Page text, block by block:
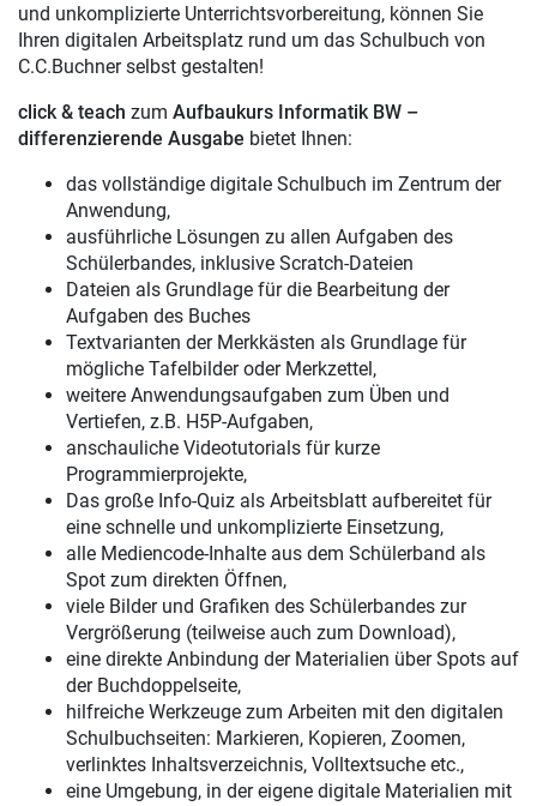
und unkomplizierte Unterrichtsvorbereitung, können Sie
Ihren digitalen Arbeitsplatz rund um das Schulbuch von
C.C.Buchner selbst gestalten!
click & teach zum Aufbaukurs Informatik BW –
differenzierende Ausgabe bietet Ihnen:
das vollständige digitale Schulbuch im Zentrum der
Anwendung,
ausführliche Lösungen zu allen Aufgaben des
Schülerbandes, inklusive Scratch-Dateien
Dateien als Grundlage für die Bearbeitung der
Aufgaben des Buches
Textvarianten der Merkkästen als Grundlage für
mögliche Tafelbilder oder Merkzettel,
weitere Anwendungsaufgaben zum Üben und
Vertiefen, z.B. H5P-Aufgaben,
anschauliche Videotutorials für kurze
Programmierprojekte,
Das große Info-Quiz als Arbeitsblatt aufbereitet für
eine schnelle und unkomplizierte Einsetzung,
alle Mediencode-Inhalte aus dem Schülerband als
Spot zum direkten Öffnen,
viele Bilder und Grafiken des Schülerbandes zur
Vergrößerung (teilweise auch zum Download),
eine direkte Anbindung der Materialien über Spots auf
der Buchdoppelseite,
hilfreiche Werkzeuge zum Arbeiten mit den digitalen
Schulbuchseiten: Markieren, Kopieren, Zoomen,
verlinktes Inhaltsverzeichnis, Volltextsuche etc.,
eine Umgebung, in der eigene digitale Materialien mit